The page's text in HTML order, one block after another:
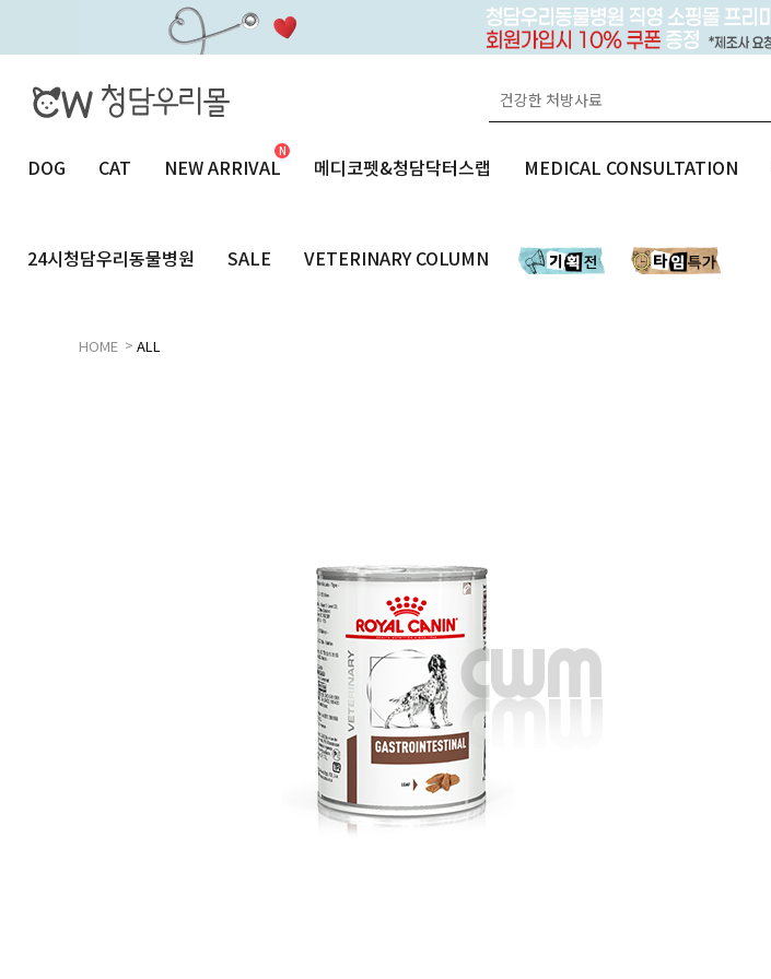
DOG CAT NEW ARRIVAL 메디코펫&청담닥터스랩 MEDICAL CONSULTATION
24시청담우리동물병원 SALE VETERINARY COLUMN
HOME > ALL